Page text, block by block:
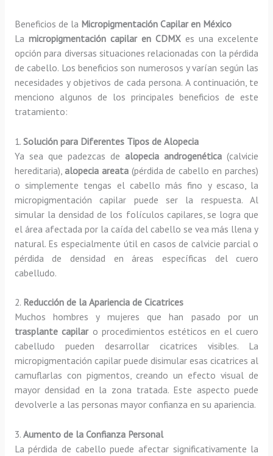
Beneficios de la Micropigmentación Capilar en México
La micropigmentación capilar en CDMX es una excelente
opción para diversas situaciones relacionadas con la pérdida
de cabello. Los beneficios son numerosos y varían según las
necesidades y objetivos de cada persona. A continuación, te
menciono algunos de los principales beneficios de este
tratamiento:
1. Solución para Diferentes Tipos de Alopecia
Ya sea que padezcas de alopecia androgenética (calvicie
hereditaria), alopecia areata(pérdida de cabello en parches)
o simplemente tengas el cabello más fino y escaso, la
micropigmentación capilar puede ser la respuesta. Al
simular la densidad de los folículos capilares, se logra que
el área afectada por la caída del cabello se vea más llena y
natural. Es especialmente útil en casos de calvicie parcial o
pérdida de densidad en áreas específicas del cuero
cabelludo.
2. Reducción de la Apariencia de Cicatrices
Muchos hombres y mujeres que han pasado por un
trasplante capilaro procedimientos estéticos en el cuero
cabelludo pueden desarrollar cicatrices visibles. La
micropigmentación capilar puede disimular esas cicatrices al
camuflarlas con pigmentos, creando un efecto visual de
mayor densidad en la zona tratada. Este aspecto puede
devolverle a las personas mayor confianza en su apariencia.
3. Aumento de la Confianza Personal
La pérdida de cabello puede afectar significativamente la